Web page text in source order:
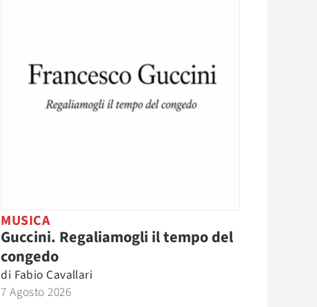
MUSICA
Guccini. Regaliamogli il tempo del
congedo
di Fabio Cavallari
7 Agosto 2026